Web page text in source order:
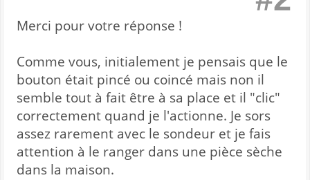
Merci pour votre réponse !
Comme vous, initialement je pensais que le
bouton était pincé ou coincé mais non il
semble tout à fait être à sa place et il "clic"
correctement quand je l'actionne. Je sors
assez rarement avec le sondeur et je fais
attention à le ranger dans une pièce sèche
dans la maison.